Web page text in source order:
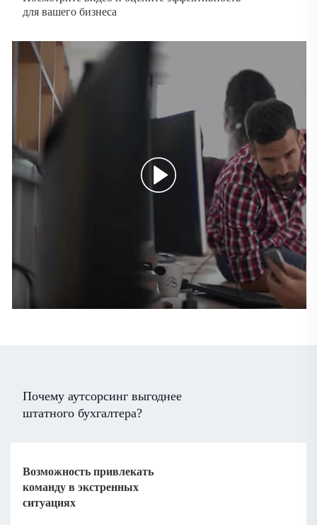
для вашего бизнеса
Почему аутсорсинг выгоднее
штатного бухгалтера?
Возможность привлекать
команду в экстренных
ситуациях